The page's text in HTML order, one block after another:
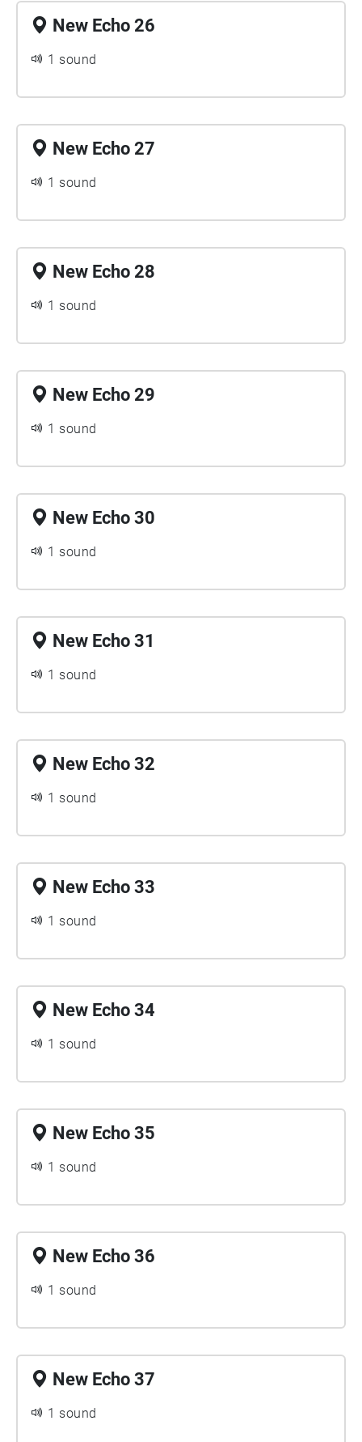
New Echo 26
1 sound
New Echo 27
1 sound
New Echo 28
1 sound
New Echo 29
1 sound
New Echo 30
1 sound
New Echo 31
1 sound
New Echo 32
1 sound
New Echo 33
1 sound
New Echo 34
1 sound
New Echo 35
1 sound
New Echo 36
1 sound
New Echo 37
1 sound